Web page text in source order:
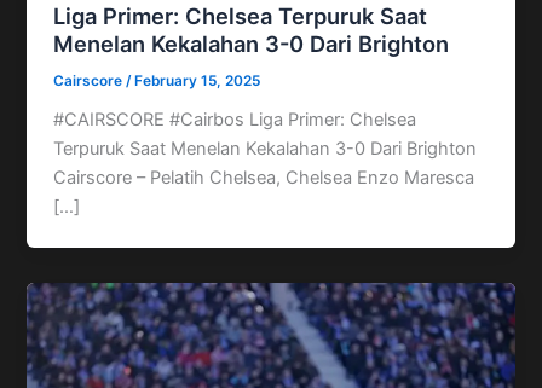
Liga Primer: Chelsea Terpuruk Saat
Menelan Kekalahan 3-0 Dari Brighton
Cairscore /February 15, 2025
#CAIRSCORE #Cairbos Liga Primer: Chelsea
Terpuruk Saat Menelan Kekalahan 3-0 Dari Brighton
Cairscore – Pelatih Chelsea, Chelsea Enzo Maresca
[…]